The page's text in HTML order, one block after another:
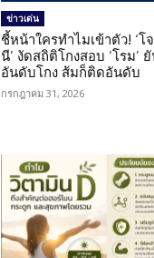
ข่าวเด่น
ชี้หน้าใครทำไมเข้าตัว! ‘
นี’ งัดสถิติโกงสอบ ‘โรม’
อันดับโกง ส้มก็ติดอันดับ
กรกฎาคม 31, 2026